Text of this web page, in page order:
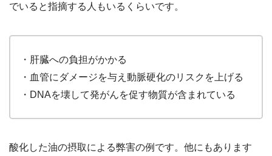
でいると指摘する人もいるくらいです。
・肝臓への負担がかかる
・血管にダメージを与え動脈硬化のリスクを上げる
・DNAを壊して発がんを促す物質が含まれている
酸化した油の摂取による弊害の例です。他にもあります